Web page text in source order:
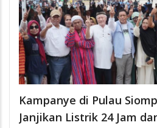
Kampanye di Pulau
Janjikan Listrik 24 Jam